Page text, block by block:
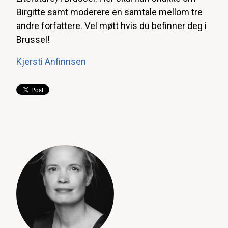
Birgitte samt moderere en samtale mellom tre
andre forfattere. Vel møtt hvis du befinner deg i
Brussel!
Kjersti Anfinnsen